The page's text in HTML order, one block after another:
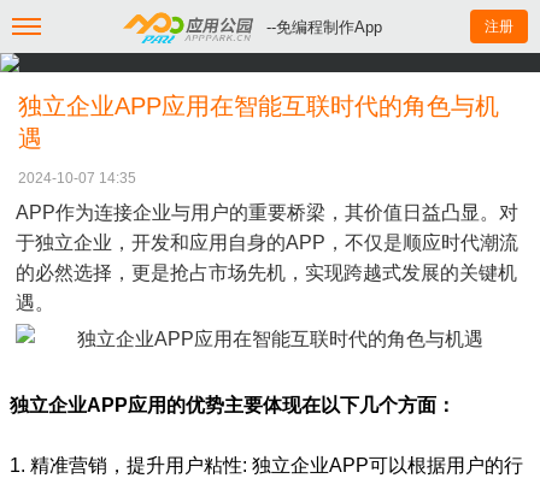
--免编程制作App 注册
独立企业APP应用在智能互联时代的角色与机
遇
2024-10-07 14:35
APP作为连接企业与用户的重要桥梁，其价值日益凸显。对
于独立企业，开发和应用自身的APP，不仅是顺应时代潮流
的必然选择，更是抢占市场先机，实现跨越式发展的关键机
遇。
独立企业APP应用的优势主要体现在以下几个方面：
1. 精准营销，提升用户粘性: 独立企业APP可以根据用户的行